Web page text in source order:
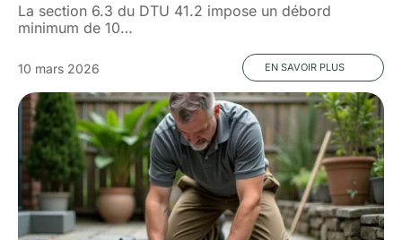
La section 6.3 du DTU 41.2 impose un débord
minimum de 10…
10 mars 2026 EN SAVOIR PLUS